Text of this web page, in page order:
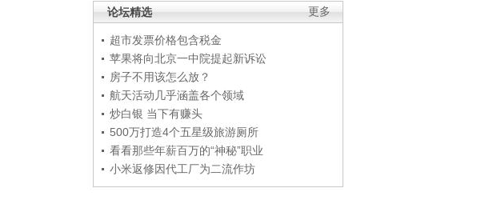
更多
论坛精选
超市发票价格包含税金
苹果将向北京一中院提起新诉讼
房子不用该怎么放？
航天活动几乎涵盖各个领域
炒白银 当下有赚头
500万打造4个五星级旅游厕所
看看那些年薪百万的“神秘”职业
小米返修因代工厂为二流作坊